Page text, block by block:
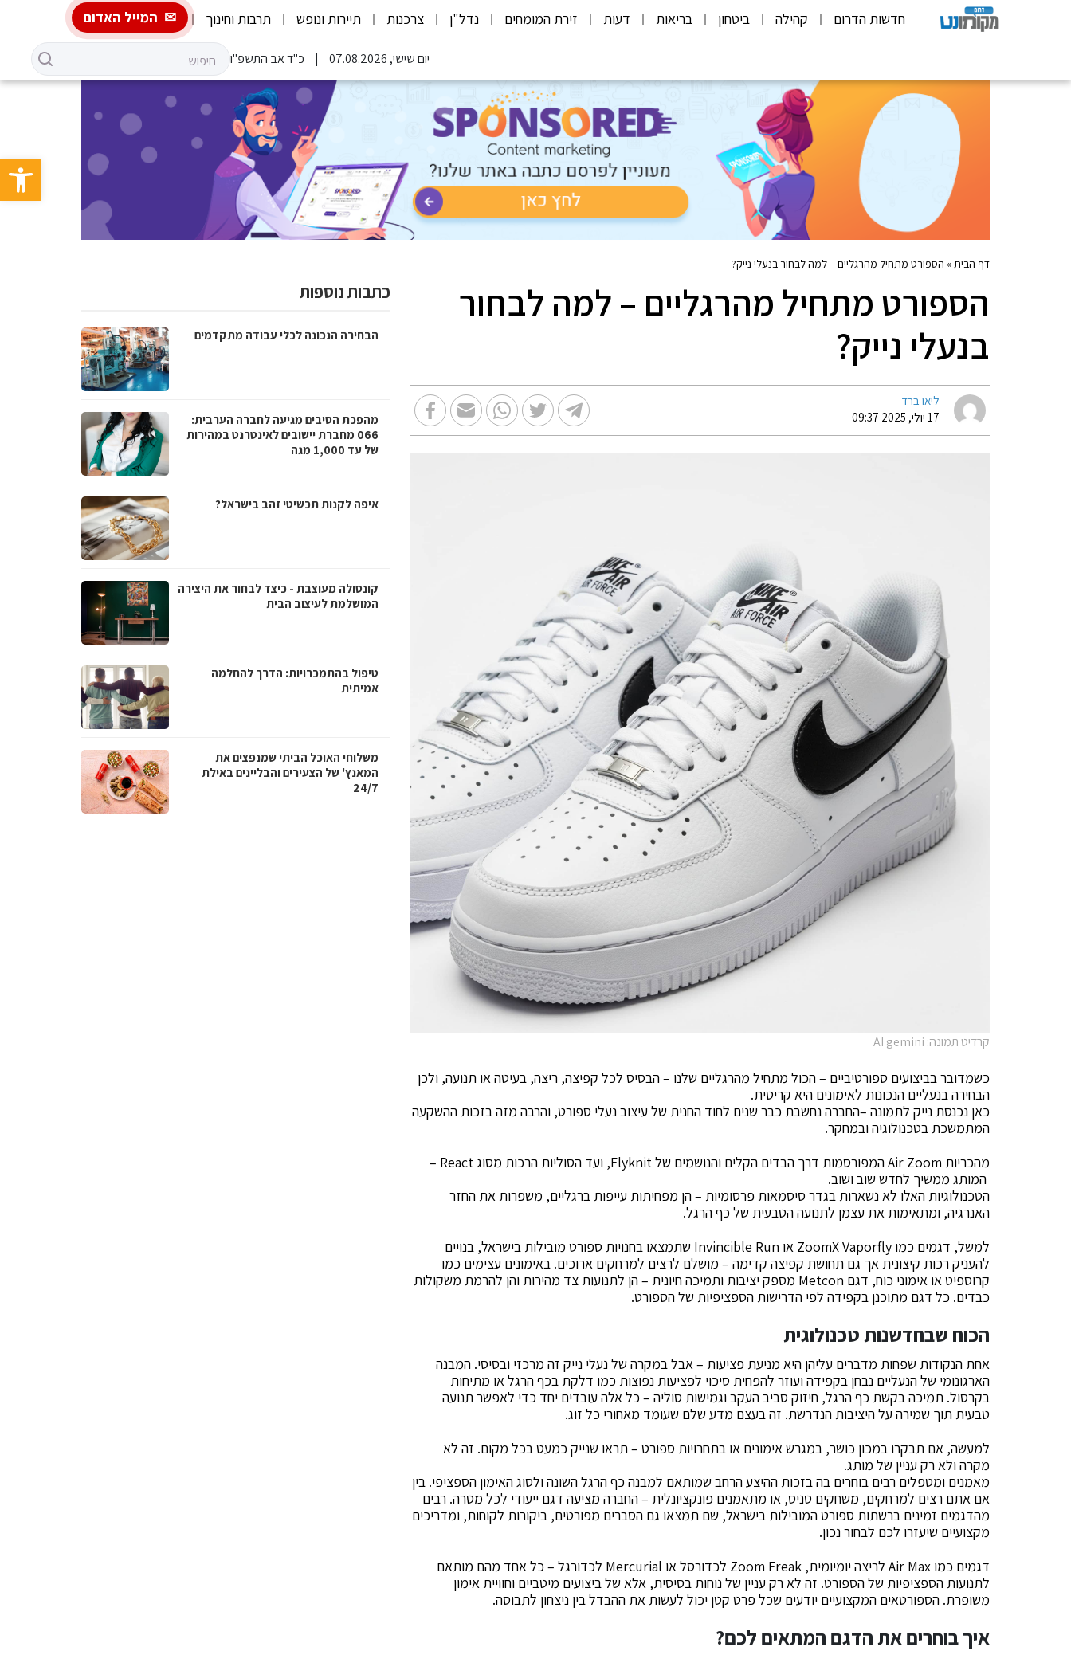
פתח
חדשות הדרום קהילה ביטחון בריאות דעות זירת המומחים נדל"ן צרכנות תיירות ונופש תרבות וחינוך המייל האדום
יום שישי, 07.08.2026 כ"ד אב התשפ"ו
דף הבית » הספורט מתחיל מהרגליים – למה לבחור בנעלי נייק?
הספורט מתחיל מהרגליים – למה לבחור
בנעלי נייק?
ליאו ברד
17 יולי, 2025 09:37
קרדיט תמונה: AI gemini
כשמדובר בביצועים ספורטיביים – הכול מתחיל מהרגליים שלנו – הבסיס לכל קפיצה, ריצה, בעיטה או תנועה, ולכן
הבחירה בנעליים הנכונות לאימונים היא קריטית.
כאן נכנסת נייק לתמונה –החברה נחשבת כבר שנים לחוד החנית של עיצוב נעלי ספורט, והרבה מזה בזכות ההשקעה
המתמשכת בטכנולוגיה ובמחקר.
מהכריות Air Zoom המפורסמות דרך הבדים הקלים והנושמים של Flyknit, ועד הסוליות הרכות מסוג React –
המותג ממשיך לחדש שוב ושוב.
הטכנולוגיות האלו לא נשארות בגדר סיסמאות פרסומיות – הן מפחיתות עייפות ברגליים, משפרות את החזר
האנרגיה, ומתאימות את עצמן לתנועה הטבעית של כף הרגל.
למשל, דגמים כמו ZoomX Vaporfly או Invincible Run שתמצאו בחנויות ספורט מובילות בישראל, בנויים
להעניק רכות קיצונית אך גם תחושת קפיצה קדימה – מושלם לרצים למרחקים ארוכים. באימונים עצימים כמו
קרוספיט או אימוני כוח, דגם Metcon מספק יציבות ותמיכה חיונית – הן לתנועות צד מהירות והן להרמת משקולות
כבדים. כל דגם מתוכנן בקפידה לפי הדרישות הספציפיות של הספורט.
הכוח שבחדשנות טכנולוגית
אחת הנקודות שפחות מדברים עליהן היא מניעת פציעות – אבל במקרה של נעלי נייק זה מרכזי ובסיסי. המבנה
הארגונומי של הנעליים נבחן בקפידה ועוזר להפחית סיכוי לפציעות נפוצות כמו דלקת בכף הרגל או מתיחות
בקרסול. תמיכה בקשת כף הרגל, חיזוק סביב העקב וגמישות סוליה – כל אלה עובדים יחד כדי לאפשר תנועה
טבעית תוך שמירה על היציבות הנדרשת. זה בעצם מדע שלם שעומד מאחורי כל זוג.
למעשה, אם תבקרו במכון כושר, במגרש אימונים או בתחרויות ספורט – תראו שנייק כמעט בכל מקום. זה לא
מקרה ולא רק עניין של מותג.
מאמנים ומטפלים רבים בוחרים בה בזכות ההיצע הרחב שמותאם למבנה כף הרגל השונה ולסוג האימון הספציפי. בין
אם אתם רצים למרחקים, משחקים טניס, או מתאמנים פונקציונלית – החברה מציעה דגם ייעודי לכל מטרה. רבים
מהדגמים זמינים ברשתות ספורט המובילות בישראל, שם תמצאו גם הסברים מפורטים, ביקורות לקוחות, ומדריכים
מקצועיים שיעזרו לכם לבחור נכון.
דגמים כמו Air Max לריצה יומיומית, Zoom Freak לכדורסל או Mercurial לכדורגל – כל אחד מהם מותאם
לתנועות הספציפיות של הספורט. זה לא רק עניין של נוחות בסיסית, אלא של ביצועים מיטביים וחוויית אימון
משופרת. הספורטאים המקצועיים יודעים שכל פרט קטן יכול לעשות את ההבדל בין ניצחון לתבוסה.
איך בוחרים את הדגם המתאים לכם?
כתבות נוספות
הבחירה הנכונה לכלי עבודה מתקדמים
מהפכת הסיבים מגיעה לחברה הערבית:
066 מחברת יישובים לאינטרנט במהירות
של עד 1,000 מגה
איפה לקנות תכשיטי זהב בישראל?
קונסולה מעוצבת - כיצד לבחור את היצירה
המושלמת לעיצוב הבית
טיפול בהתמכרויות: הדרך להחלמה
אמיתית
משלוחי האוכל הביתי שמנפצים את
המאנץ' של הצעירים והבליינים באילת
24/7